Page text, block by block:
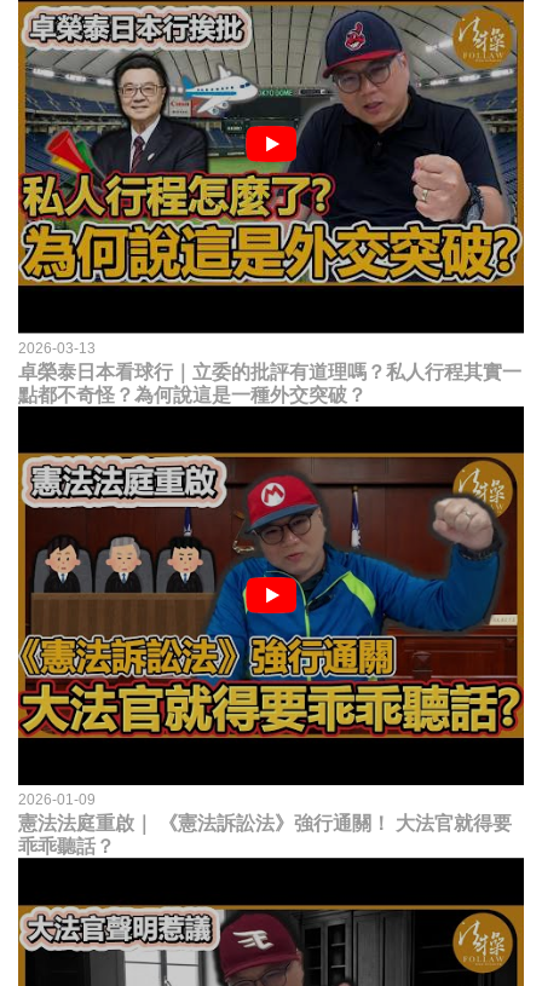
2026-03-13
卓榮泰日本看球行｜立委的批評有道理嗎？私人行程其實一
點都不奇怪？為何說這是一種外交突破？
2026-01-09
憲法法庭重啟｜ 《憲法訴訟法》強行通關！ 大法官就得要
乖乖聽話？